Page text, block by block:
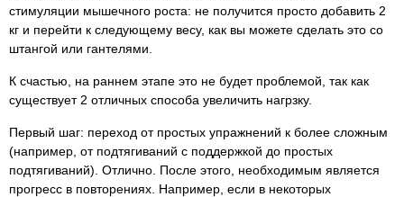
стимуляции мышечного роста: не получится просто добавить 2
кг и перейти к следующему весу, как вы можете сделать это со
штангой или гантелями.
К счастью, на раннем этапе это не будет проблемой, так как
существует 2 отличных способа увеличить нагрзку.
Первый шаг: переход от простых упражнений к более сложным
(например, от подтягиваний с поддержкой до простых
подтягиваний). Отлично. После этого, необходимым является
прогресс в повторениях. Например, если в некоторых